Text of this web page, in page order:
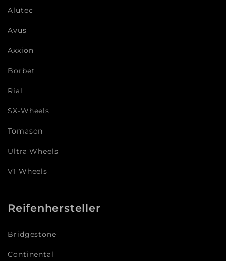
Alutec
Avus
Axxion
Borbet
Rial
SX-Wheels
Tomason
Ultra Wheels
V1 Wheels
Reifenhersteller
Bridgestone
Continental